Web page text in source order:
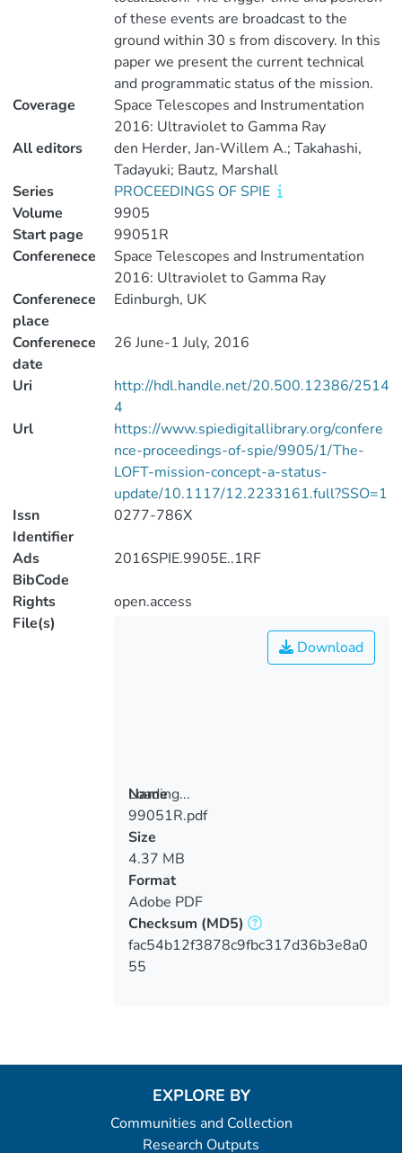
of these events are broadcast to the
ground within 30 s from discovery. In this
paper we present the current technical
and programmatic status of the mission.
Coverage
Space Telescopes and Instrumentation
2016: Ultraviolet to Gamma Ray
All editors
den Herder, Jan-Willem A.; Takahashi,
Tadayuki; Bautz, Marshall
Series
PROCEEDINGS OF SPIE
Volume
9905
Start page
99051R
Conferenece
Space Telescopes and Instrumentation
2016: Ultraviolet to Gamma Ray
Conferenece
place
Edinburgh, UK
Conferenece
date
26 June-1 July, 2016
Uri
http://hdl.handle.net/20.500.12386/2514
4
Url
https://www.spiedigitallibrary.org/confere
nce-proceedings-of-spie/9905/1/The-
LOFT-mission-concept-a-status-
update/10.1117/12.2233161.full?SSO=1
Issn
Identifier
0277-786X
Ads
BibCode
2016SPIE.9905E..1RF
Rights
open.access
File(s)
Loading...
Loading...
Download
Name
99051R.pdf
Size
4.37 MB
Format
Adobe PDF
Checksum (MD5)
fac54b12f3878c9fbc317d36b3e8a0
55
EXPLORE BY
Communities and Collection
Research Outputs